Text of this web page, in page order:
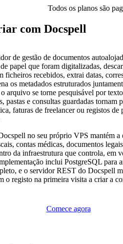
Todos os planos são
com Docspell
de gestão de documentos
papel que foram digitalizadas,
ficheiros recebidos, extrai datas,
os metadados estruturados
arquivo se torne pesquisável por
pastas e consultas guardadas tornam
faturas de freelancer ou registos de
no seu próprio VPS mantém a
contas médicas, documentos
da infraestrutura que controla, em
inclui PostgreSQL para
e o servidor REST do Docspell
o registo na primeira visita a criar a
Comece agora